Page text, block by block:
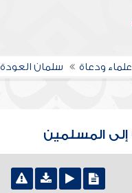
علماء ودعاة سلمان العودة
المسلمين